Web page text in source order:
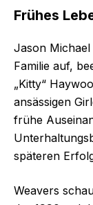
Frühes
Jason
Familie auf,
„Kitty“
ansässigen
frühe
späteren
Weavers